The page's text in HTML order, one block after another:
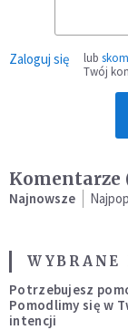
Zaloguj się lub
Twój
Komentarze
Najnowsze
Potrzebujesz
Pomodlimy się w
intencji